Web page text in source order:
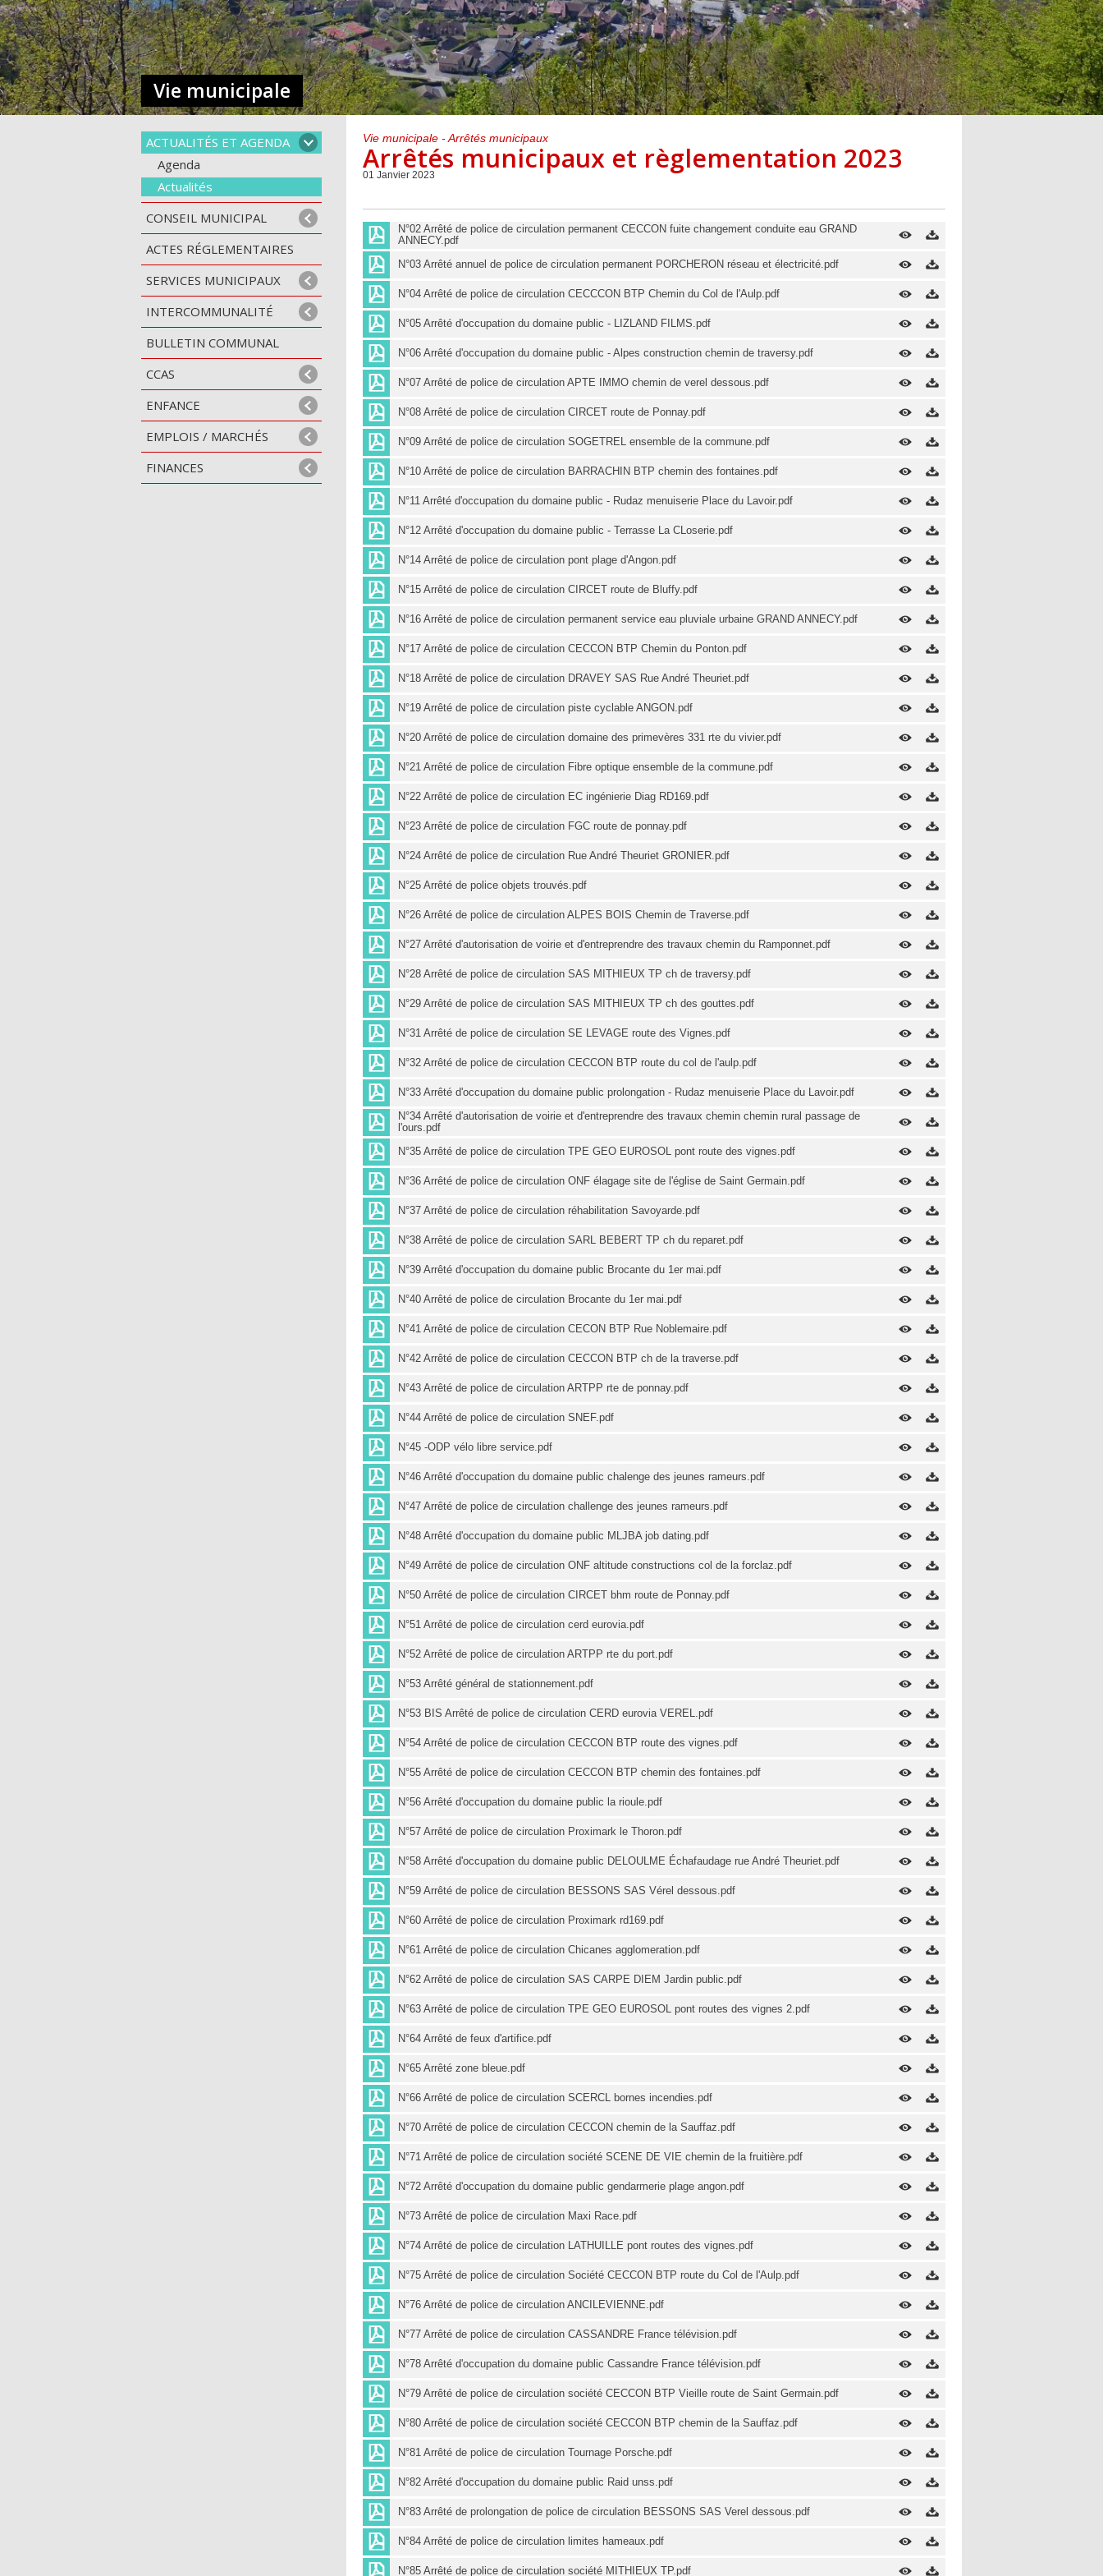
Centre de loisirs et
périscolaire
Mercredis
périscolaire
Vacances scolaires
Subventions
ACTUALITÉS ET AGENDA
Agenda
Actualités
CONSEIL MUNICIPAL
ACTES RÉGLEMENTAIRES
SERVICES MUNICIPAUX
INTERCOMMUNALITÉ
BULLETIN COMMUNAL
CCAS
ENFANCE
EMPLOIS / MARCHÉS
FINANCES
Vie municipale
Vie municipale - Arrêtés municipaux
Arrêtés municipaux et règlementation 2023
01 Janvier 2023
N°02 Arrêté de police de circulation permanent CECCON fuite changement conduite eau GRAND
ANNECY.pdf
N°03 Arrêté annuel de police de circulation permanent PORCHERON réseau et électricité.pdf
N°04 Arrêté de police de circulation CECCCON BTP Chemin du Col de l'Aulp.pdf
N°05 Arrêté d'occupation du domaine public - LIZLAND FILMS.pdf
N°06 Arrêté d'occupation du domaine public - Alpes construction chemin de traversy.pdf
N°07 Arrêté de police de circulation APTE IMMO chemin de verel dessous.pdf
N°08 Arrêté de police de circulation CIRCET route de Ponnay.pdf
N°09 Arrêté de police de circulation SOGETREL ensemble de la commune.pdf
N°10 Arrêté de police de circulation BARRACHIN BTP chemin des fontaines.pdf
N°11 Arrêté d'occupation du domaine public - Rudaz menuiserie Place du Lavoir.pdf
N°12 Arrêté d'occupation du domaine public - Terrasse La CLoserie.pdf
N°14 Arrêté de police de circulation pont plage d'Angon.pdf
N°15 Arrêté de police de circulation CIRCET route de Bluffy.pdf
N°16 Arrêté de police de circulation permanent service eau pluviale urbaine GRAND ANNECY.pdf
N°17 Arrêté de police de circulation CECCON BTP Chemin du Ponton.pdf
N°18 Arrêté de police de circulation DRAVEY SAS Rue André Theuriet.pdf
N°19 Arrêté de police de circulation piste cyclable ANGON.pdf
N°20 Arrêté de police de circulation domaine des primevères 331 rte du vivier.pdf
N°21 Arrêté de police de circulation Fibre optique ensemble de la commune.pdf
N°22 Arrêté de police de circulation EC ingénierie Diag RD169.pdf
N°23 Arrêté de police de circulation FGC route de ponnay.pdf
N°24 Arrêté de police de circulation Rue André Theuriet GRONIER.pdf
N°25 Arrêté de police objets trouvés.pdf
N°26 Arrêté de police de circulation ALPES BOIS Chemin de Traverse.pdf
N°27 Arrêté d'autorisation de voirie et d'entreprendre des travaux chemin du Ramponnet.pdf
N°28 Arrêté de police de circulation SAS MITHIEUX TP ch de traversy.pdf
N°29 Arrêté de police de circulation SAS MITHIEUX TP ch des gouttes.pdf
N°31 Arrêté de police de circulation SE LEVAGE route des Vignes.pdf
N°32 Arrêté de police de circulation CECCON BTP route du col de l'aulp.pdf
N°33 Arrêté d'occupation du domaine public prolongation - Rudaz menuiserie Place du Lavoir.pdf
N°34 Arrêté d'autorisation de voirie et d'entreprendre des travaux chemin chemin rural passage de
l'ours.pdf
N°35 Arrêté de police de circulation TPE GEO EUROSOL pont route des vignes.pdf
N°36 Arrêté de police de circulation ONF élagage site de l'église de Saint Germain.pdf
N°37 Arrêté de police de circulation réhabilitation Savoyarde.pdf
N°38 Arrêté de police de circulation SARL BEBERT TP ch du reparet.pdf
N°39 Arrêté d'occupation du domaine public Brocante du 1er mai.pdf
N°40 Arrêté de police de circulation Brocante du 1er mai.pdf
N°41 Arrêté de police de circulation CECON BTP Rue Noblemaire.pdf
N°42 Arrêté de police de circulation CECCON BTP ch de la traverse.pdf
N°43 Arrêté de police de circulation ARTPP rte de ponnay.pdf
N°44 Arrêté de police de circulation SNEF.pdf
N°45 -ODP vélo libre service.pdf
N°46 Arrêté d'occupation du domaine public chalenge des jeunes rameurs.pdf
N°47 Arrêté de police de circulation challenge des jeunes rameurs.pdf
N°48 Arrêté d'occupation du domaine public MLJBA job dating.pdf
N°49 Arrêté de police de circulation ONF altitude constructions col de la forclaz.pdf
N°50 Arrêté de police de circulation CIRCET bhm route de Ponnay.pdf
N°51 Arrêté de police de circulation cerd eurovia.pdf
N°52 Arrêté de police de circulation ARTPP rte du port.pdf
N°53 Arrêté général de stationnement.pdf
N°53 BIS Arrêté de police de circulation CERD eurovia VEREL.pdf
N°54 Arrêté de police de circulation CECCON BTP route des vignes.pdf
N°55 Arrêté de police de circulation CECCON BTP chemin des fontaines.pdf
N°56 Arrêté d'occupation du domaine public la rioule.pdf
N°57 Arrêté de police de circulation Proximark le Thoron.pdf
N°58 Arrêté d'occupation du domaine public DELOULME Échafaudage rue André Theuriet.pdf
N°59 Arrêté de police de circulation BESSONS SAS Vérel dessous.pdf
N°60 Arrêté de police de circulation Proximark rd169.pdf
N°61 Arrêté de police de circulation Chicanes agglomeration.pdf
N°62 Arrêté de police de circulation SAS CARPE DIEM Jardin public.pdf
N°63 Arrêté de police de circulation TPE GEO EUROSOL pont routes des vignes 2.pdf
N°64 Arrêté de feux d'artifice.pdf
N°65 Arrêté zone bleue.pdf
N°66 Arrêté de police de circulation SCERCL bornes incendies.pdf
N°70 Arrêté de police de circulation CECCON chemin de la Sauffaz.pdf
N°71 Arrêté de police de circulation société SCENE DE VIE chemin de la fruitière.pdf
N°72 Arrêté d'occupation du domaine public gendarmerie plage angon.pdf
N°73 Arrêté de police de circulation Maxi Race.pdf
N°74 Arrêté de police de circulation LATHUILLE pont routes des vignes.pdf
N°75 Arrêté de police de circulation Société CECCON BTP route du Col de l'Aulp.pdf
N°76 Arrêté de police de circulation ANCILEVIENNE.pdf
N°77 Arrêté de police de circulation CASSANDRE France télévision.pdf
N°78 Arrêté d'occupation du domaine public Cassandre France télévision.pdf
N°79 Arrêté de police de circulation société CECCON BTP Vieille route de Saint Germain.pdf
N°80 Arrêté de police de circulation société CECCON BTP chemin de la Sauffaz.pdf
N°81 Arrêté de police de circulation Tournage Porsche.pdf
N°82 Arrêté d'occupation du domaine public Raid unss.pdf
N°83 Arrêté de prolongation de police de circulation BESSONS SAS Verel dessous.pdf
N°84 Arrêté de police de circulation limites hameaux.pdf
N°85 Arrêté de police de circulation société MITHIEUX TP.pdf